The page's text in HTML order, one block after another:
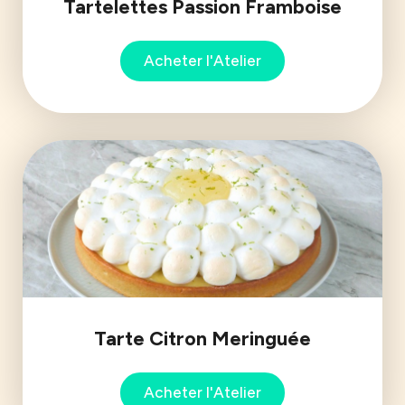
Tartelettes Passion Framboise
Acheter l'Atelier
Tarte Citron Meringuée
Acheter l'Atelier